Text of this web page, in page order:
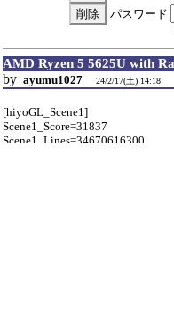
パスワード
AMD Ryzen 5 5625U with
by ayumu1027 24/2/17(土) 14:18
[hiyoGL_Scene1]
Scene1_Score=31837
Scene1_Lines=34670616300